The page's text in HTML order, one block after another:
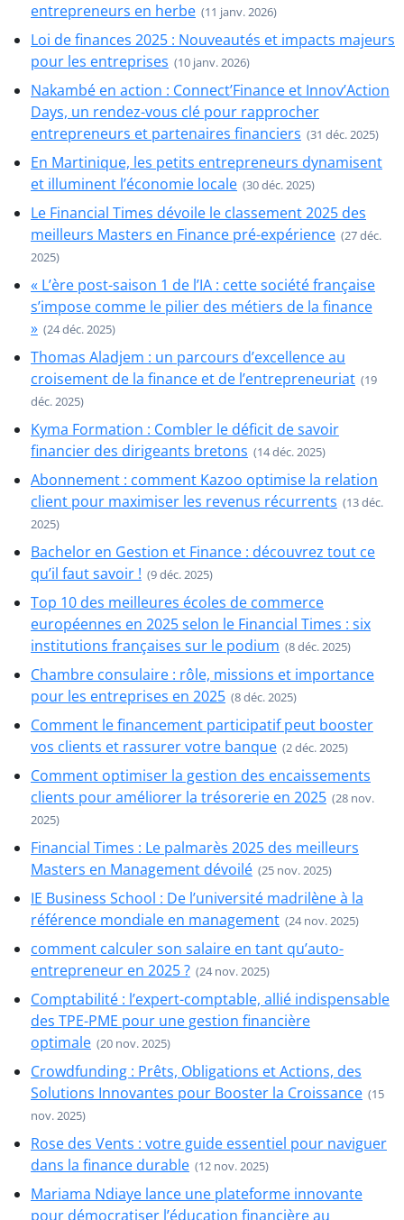
entrepreneurs en herbe (11 janv. 2026)
Loi de finances 2025 : Nouveautés et impacts majeurs
pour les entreprises (10 janv. 2026)
Nakambé en action : Connect’Finance et Innov’Action
Days, un rendez-vous clé pour rapprocher
entrepreneurs et partenaires financiers (31 déc. 2025)
En Martinique, les petits entrepreneurs dynamisent
et illuminent l’économie locale (30 déc. 2025)
Le Financial Times dévoile le classement 2025 des
meilleurs Masters en Finance pré-expérience (27 déc.
2025)
« L’ère post-saison 1 de l’IA : cette société française
s’impose comme le pilier des métiers de la finance
» (24 déc. 2025)
Thomas Aladjem : un parcours d’excellence au
croisement de la finance et de l’entrepreneuriat (19
déc. 2025)
Kyma Formation : Combler le déficit de savoir
financier des dirigeants bretons (14 déc. 2025)
Abonnement : comment Kazoo optimise la relation
client pour maximiser les revenus récurrents (13 déc.
2025)
Bachelor en Gestion et Finance : découvrez tout ce
qu’il faut savoir ! (9 déc. 2025)
Top 10 des meilleures écoles de commerce
européennes en 2025 selon le Financial Times : six
institutions françaises sur le podium (8 déc. 2025)
Chambre consulaire : rôle, missions et importance
pour les entreprises en 2025 (8 déc. 2025)
Comment le financement participatif peut booster
vos clients et rassurer votre banque (2 déc. 2025)
Comment optimiser la gestion des encaissements
clients pour améliorer la trésorerie en 2025 (28 nov.
2025)
Financial Times : Le palmarès 2025 des meilleurs
Masters en Management dévoilé (25 nov. 2025)
IE Business School : De l’université madrilène à la
référence mondiale en management (24 nov. 2025)
comment calculer son salaire en tant qu’auto-
entrepreneur en 2025 ? (24 nov. 2025)
Comptabilité : l’expert-comptable, allié indispensable
des TPE-PME pour une gestion financière
optimale (20 nov. 2025)
Crowdfunding : Prêts, Obligations et Actions, des
Solutions Innovantes pour Booster la Croissance (15
nov. 2025)
Rose des Vents : votre guide essentiel pour naviguer
dans la finance durable (12 nov. 2025)
Mariama Ndiaye lance une plateforme innovante
pour démocratiser l’éducation financière au